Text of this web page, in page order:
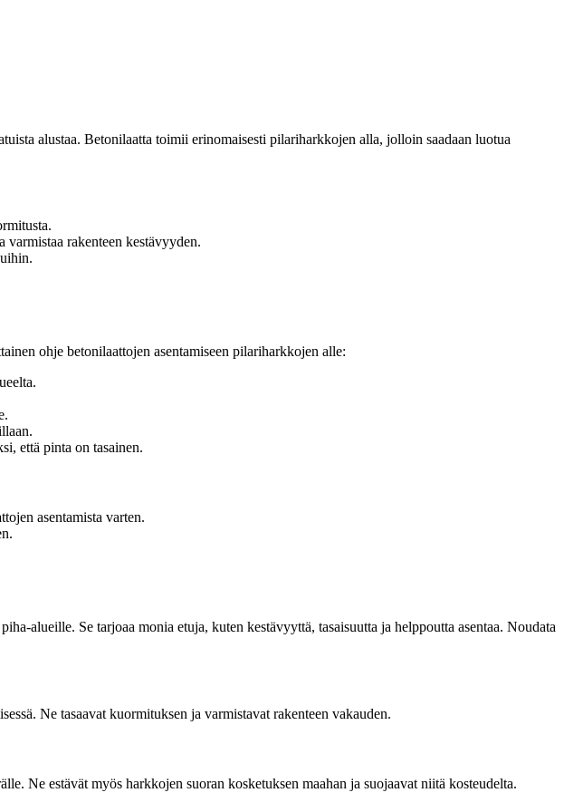
alustaa. Betonilaatta toimii erinomaisesti pilariharkkojen alla, jolloin saadaan luotua
varmistaa rakenteen kestävyyden.
ohje betonilaattojen asentamiseen pilariharkkojen alle:
että pinta on tasainen.
asentamista varten.
alueille. Se tarjoaa monia etuja, kuten kestävyyttä, tasaisuutta ja helppoutta asentaa. Noudata
Ne tasaavat kuormituksen ja varmistavat rakenteen vakauden.
Ne estävät myös harkkojen suoran kosketuksen maahan ja suojaavat niitä kosteudelta.